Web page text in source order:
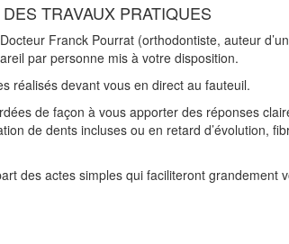
TRAVAUX PRATIQUES
Franck Pourrat (orthodontiste, auteur
par personne mis à votre disposition.
réalisés devant vous en direct au fauteuil.
de façon à vous apporter des réponses
de dents incluses ou en retard d’évolution,
des actes simples qui faciliteront grandement